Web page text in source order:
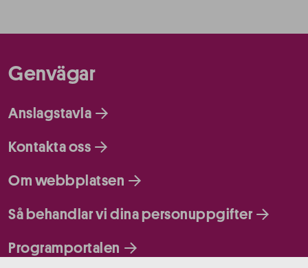
Genvägar
Anslagstavla
Kontakta oss
Om webbplatsen
Så behandlar vi dina personuppgifter
Programportalen